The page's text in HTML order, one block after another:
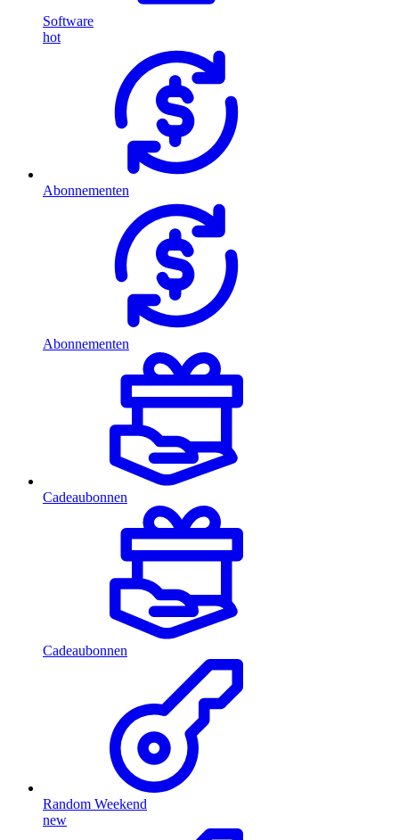
Software
hot
Abonnementen
Abonnementen
Cadeaubonnen
Cadeaubonnen
Random Weekend
new